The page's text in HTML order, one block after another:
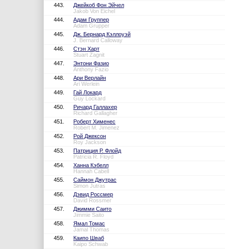
443.
Джейкоб Фон Эйчел
Jakob Von Eichel
444.
Адам Группер
Adam Grupper
445.
Дж. Бернард Кэллоуэй
J. Bernard Calloway
446.
Стэн Харт
Stuart Zagnit
447.
Энтони Фазио
Anthony Fazio
448.
Ари Верлайн
Ari Werlein
449.
Гай Локард
Guy Lockard
450.
Ричард Галлахер
Richard Gallagher
451.
Роберт Хименес
Robert M. Jimenez
452.
Рой Джексон
Roy Jackson
453.
Патриция Р. Флойд
Patricia R. Floyd
454.
Ханна Кэбелл
Hannah Cabell
455.
Саймон Джутрас
Simon Jutras
456.
Дэвид Россмер
David Rossmer
457.
Джимми Саито
Jimmie Saito
458.
Ямал Томас
Jamal Thomas
459.
Каипо Шваб
Kaipo Schwab